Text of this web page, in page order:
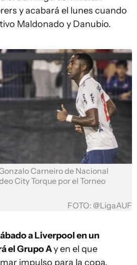
y acabará el lunes cuando
Maldonado y Danubio.
Carneiro de Nacional
City Torque por el Torneo
FOTO: @LigaAUF
a Liverpool en un
el Grupo Ay en el que
impulso para la copa.